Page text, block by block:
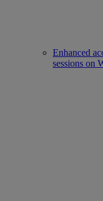
Enhanced
sessions on